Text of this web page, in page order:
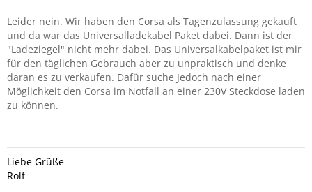
Leider nein. Wir haben den Corsa als Tagenzulassung gekauft
und da war das Universalladekabel Paket dabei. Dann ist der
"Ladeziegel" nicht mehr dabei. Das Universalkabelpaket ist mir
für den täglichen Gebrauch aber zu unpraktisch und denke
daran es zu verkaufen. Dafür suche Jedoch nach einer
Möglichkeit den Corsa im Notfall an einer 230V Steckdose laden
zu können.
Liebe Grüße
Rolf